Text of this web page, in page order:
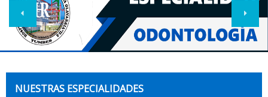
NUESTRAS ESPECIALIDADES